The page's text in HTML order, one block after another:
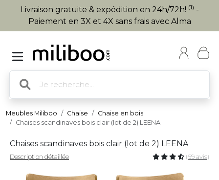
Livraison gratuite & expédition en 24h/72h! (1) -
Paiement en 3X et 4X sans frais avec Alma
Meubles Miliboo Chaise
Chaise en bois
Chaises scandinaves bois clair (lot de 2) LEENA
Chaises scandinaves bois clair (lot de 2) LEENA
Description détaillée (69 avis)